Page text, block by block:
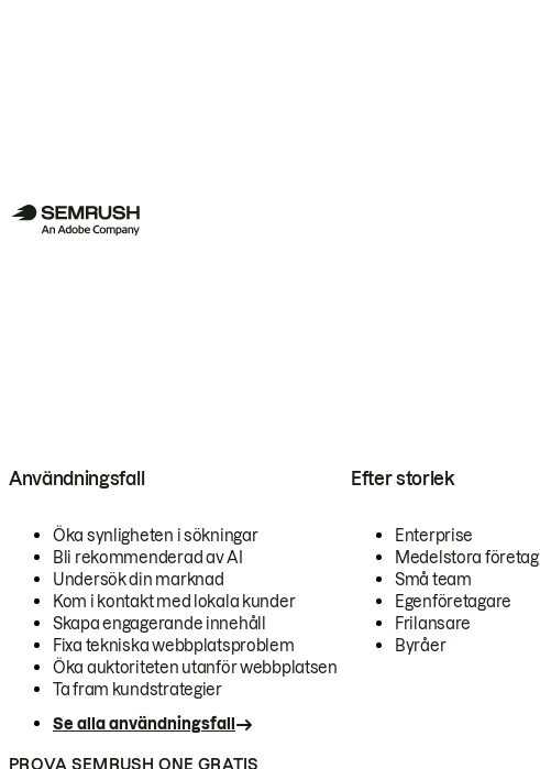
Användningsfall
Öka synligheten i sökningar
Bli rekommenderad av AI
Undersök din marknad
Kom i kontakt med lokala kunder
Skapa engagerande innehåll
Fixa tekniska webbplatsproblem
Öka auktoriteten utanför webbplatsen
Ta fram kundstrategier
Se alla användningsfall
Efter storlek
Enterprise
Medelstora företag
Små team
Egenföretagare
Frilansare
Byråer
PROVA SEMRUSH ONE GRATIS